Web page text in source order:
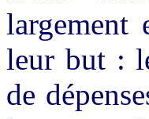
largement
leur but :
de